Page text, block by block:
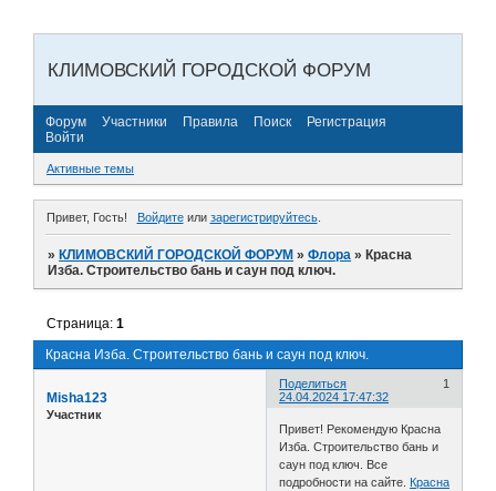
КЛИМОВСКИЙ ГОРОДСКОЙ ФОРУМ
Форум Участники Правила Поиск
Регистрация
Войти
Активные темы
Привет, Гость! Войдитеили зарегистрируйтесь.
»КЛИМОВСКИЙ ГОРОДСКОЙ ФОРУМ »Флора »Красна
Изба. Строительство бань и саун под ключ.
Красна Изба. Строительство бань и саун под ключ.
Страница:1
Поделиться
1
24.04.2024 17:47:32
Misha123
Участник
Привет! Рекомендую Красна
Изба. Строительство бань и
саун под ключ. Все
подробности на сайте.
Красна